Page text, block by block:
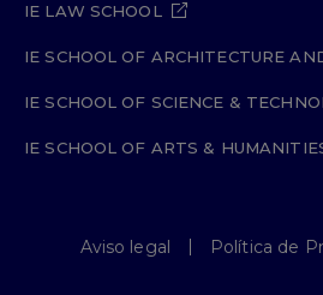
IE LAW SCHOOL
IE SCHOOL OF ARCHITECTURE
IE SCHOOL OF SCIENCE &
IE SCHOOL OF ARTS &
Aviso legal Política de